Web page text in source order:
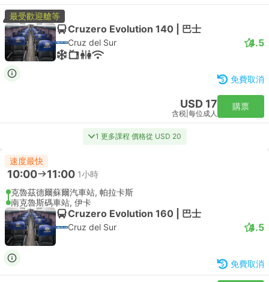
最受歡迎艙等
Cruzero Evolution 140 | 巴士
Cruz del Sur 4.5
免費取消
USD 17
含税 每位成人
購票
1 更多課程 價格從 USD 20
速度最快
10:00 11:00 1小時
克魯茲德爾蘇爾汽車站, 帕拉卡斯
南克魯斯碼車站, 伊卡
Cruzero Evolution 160 | 巴士
Cruz del Sur 4.5
免費取消